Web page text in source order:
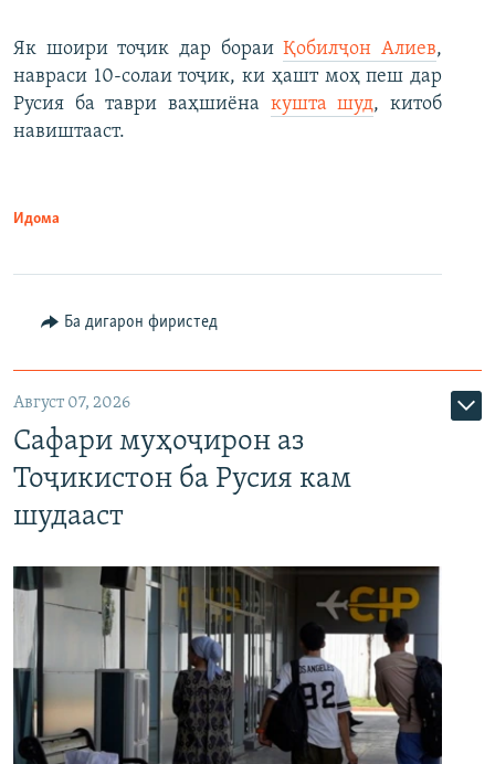
Як шоири тоҷик дар бораиҚобилҷон Алиев,
навраси 10-солаи тоҷик, ки ҳашт моҳ пеш дар
Русия ба таври ваҳшиёна кушта шуд, китоб
навиштааст.
Идома
Ба дигарон фиристед
Август 07, 2026
Сафари муҳоҷирон аз
Тоҷикистон ба Русия кам
шудааст